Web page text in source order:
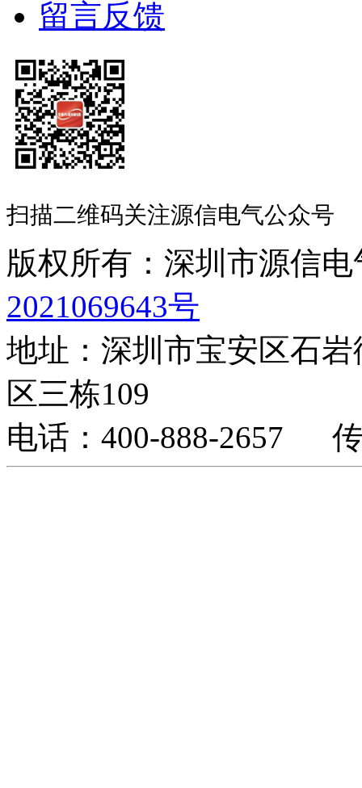
留言反馈
扫描二维码关注源信电气公众号
版权所有：深圳市源
2021069643号
地址：深圳市宝安区石
区三栋109
电话：400-888-2657 传